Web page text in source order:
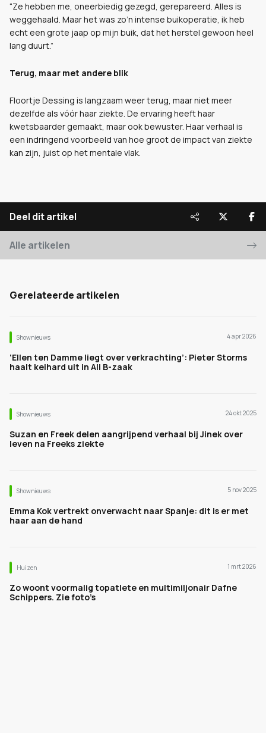
“Ze hebben me, oneerbiedig gezegd, gerepareerd. Alles is
weggehaald. Maar het was zo’n intense buikoperatie, ik heb
echt een grote jaap op mijn buik, dat het herstel gewoon heel
lang duurt.”
Terug, maar met andere blik
Floortje Dessing is langzaam weer terug, maar niet meer
dezelfde als vóór haar ziekte. De ervaring heeft haar
kwetsbaarder gemaakt, maar ook bewuster. Haar verhaal is
een indringend voorbeeld van hoe groot de impact van ziekte
kan zijn, juist op het mentale vlak.
Deel dit artikel
Alle artikelen
Gerelateerde artikelen
Shownieuws 4 apr 2026
‘Ellen ten Damme liegt over verkrachting’: Pieter Storms
haalt keihard uit in Ali B-zaak
Shownieuws 24 okt 2025
Suzan en Freek delen aangrijpend verhaal bij Jinek over
leven na Freeks ziekte
Shownieuws 5 nov 2025
Emma Kok vertrekt onverwacht naar Spanje: dit is er met
haar aan de hand
Huizen 1 mrt 2026
Zo woont voormalig topatlete en multimiljonair Dafne
Schippers. Zie foto’s